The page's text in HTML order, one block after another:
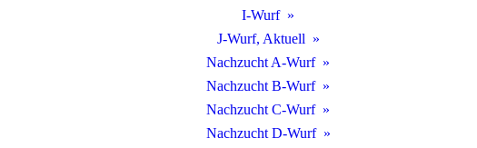
I-Wurf
J-Wurf, Aktuell
Nachzucht A-Wurf
Nachzucht B-Wurf
Nachzucht C-Wurf
Nachzucht D-Wurf